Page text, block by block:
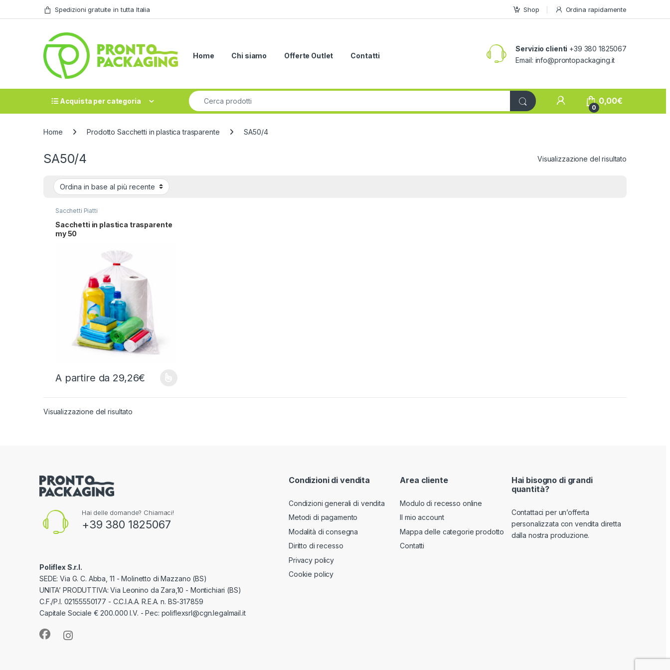
Skip to navigation
Skip to content Spedizioni gratuite in tutta Italia Shop Ordina rapidamente
Home Chi siamo Offerte Outlet Contatti
Servizio clienti +39 380 1825067
Email: info@prontopackaging.it
Acquista per categoria
Search for:
My Account
0
0,00€
Home Prodotto Sacchetti in plastica trasparente SA50/4
SA50/4 Visualizzazione del risultato
Sacchetti Piatti
Sacchetti in plastica trasparente
my 50
A partire da 29,26€
Questo prodotto ha più varianti. Le opzioni possono essere scelte nella pagina del prodotto
Visualizzazione del risultato
Hai delle domande? Chiamaci!
+39 380 1825067
Poliflex S.r.l.
SEDE: Via G. C. Abba, 11 - Molinetto di Mazzano (BS)
UNITA’ PRODUTTIVA: Via Leonino da Zara,10 - Montichiari (BS)
C.F./P.I. 02155550177 - C.C.I.A.A. R.E.A. n. BS-317859
Capitale Sociale € 200.000 I.V. - Pec: poliflexsrl@cgn.legalmail.it
Condizioni di vendita
Condizioni generali di vendita
Metodi di pagamento
Modalità di consegna
Diritto di recesso
Privacy policy
Cookie policy
Area cliente
Modulo di recesso online
Il mio account
Mappa delle categorie prodotto
Contatti
Hai bisogno di grandi
quantità?
Contattaci per un’offerta
personalizzata con vendita diretta
dalla nostra produzione.